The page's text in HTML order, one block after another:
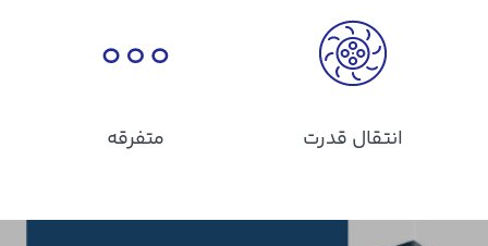
انتقال قدرت متفرقه